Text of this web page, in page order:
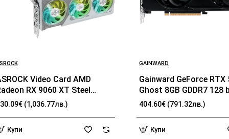
Video Card AMD
RX 9060 XT Steel
OC 16GB GDDR6 128-
bit HDMI 2x DP
(1,036.77лв.)
Купи
GAINWARD
Gainward GeForce RTX
Ghost 8GB GDDR7 128
HDMI 2.1b, 3x DP 2.1b,
1x 8-pin pwr connector,
NE7506T019P1-
404.60€ (791.32лв.)
Купи